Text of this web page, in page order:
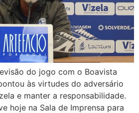
do jogo com o Boavista
às virtudes do adversário
e manter a responsabilidade.
hoje na Sala de Imprensa para